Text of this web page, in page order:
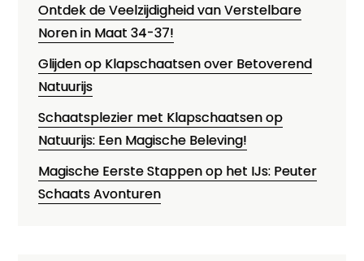
Ontdek de Veelzijdigheid van Verstelbare
Noren in Maat 34-37!
Glijden op Klapschaatsen over Betoverend
Natuurijs
Schaatsplezier met Klapschaatsen op
Natuurijs: Een Magische Beleving!
Magische Eerste Stappen op het IJs: Peuter
Schaats Avonturen